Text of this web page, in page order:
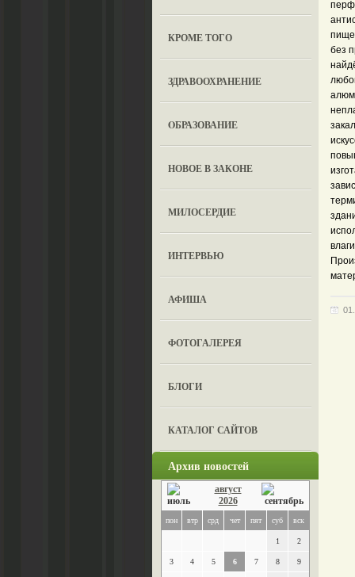
КРОМЕ ТОГО
ЗДРАВООХРАНЕНИЕ
OБРАЗОВАНИЕ
НОВОЕ В ЗАКОНЕ
МИЛОСЕРДИЕ
ИНТЕРВЬЮ
АФИША
ФОТОГАЛЕРЕЯ
БЛОГИ
КАТАЛОГ САЙТОВ
Архив новостей
август
2026
пон втр срд чет пят суб вск
1 2
3 4 5 6 7 8 9
без